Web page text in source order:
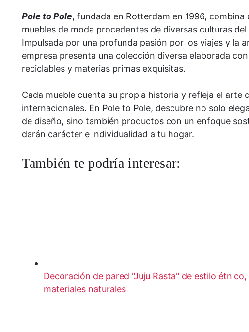
Pole to Pole, fundada en Rotterdam en 1996, combina
muebles de moda procedentes de diversas culturas del
Impulsada por una profunda pasión por los viajes y la
empresa presenta una colección diversa elaborada
reciclables y materias primas exquisitas.
Cada mueble cuenta su propia historia y refleja el arte
internacionales. En Pole to Pole, descubre no solo
de diseño, sino también productos con un enfoque
darán carácter e individualidad a tu hogar.
También te podría interesar:
Decoración de pared "Juju Rasta" de estilo
materiales naturales